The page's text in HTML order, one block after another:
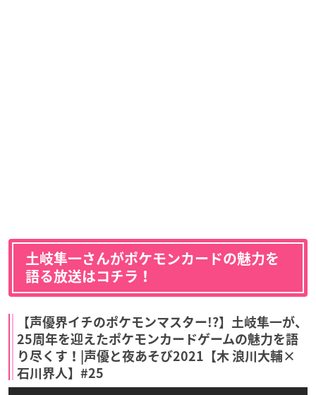
土岐隼一さんがポケモンカードの魅力を
語る放送はコチラ！
【声優界イチのポケモンマスター!?】土岐隼一が、
25周年を迎えたポケモンカードゲームの魅力を語
り尽くす！|声優と夜あそび2021【木 浪川大輔×
石川界人】#25